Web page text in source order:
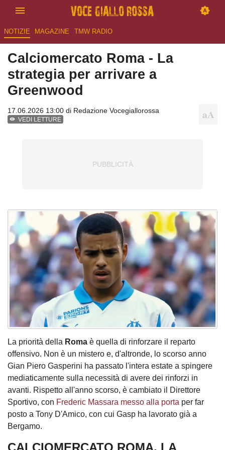
NOTIZIE MAGAZINE TMW RADIO
Calciomercato Roma - La
strategia per arrivare a
Greenwood
17.06.2026 13:00 di Redazione Vocegiallorossa
VEDI LETTURE
La priorità della Roma è quella di rinforzare il reparto
offensivo. Non è un mistero e, d'altronde, lo scorso anno
Gian Piero Gasperini ha passato l'intera estate a spingere
mediaticamente sulla necessità di avere dei rinforzi in
avanti. Rispetto all'anno scorso, è cambiato il Direttore
Sportivo, con Frederic Massara messo alla porta per far
posto a Tony D'Amico, con cui Gasp ha lavorato già a
Bergamo.